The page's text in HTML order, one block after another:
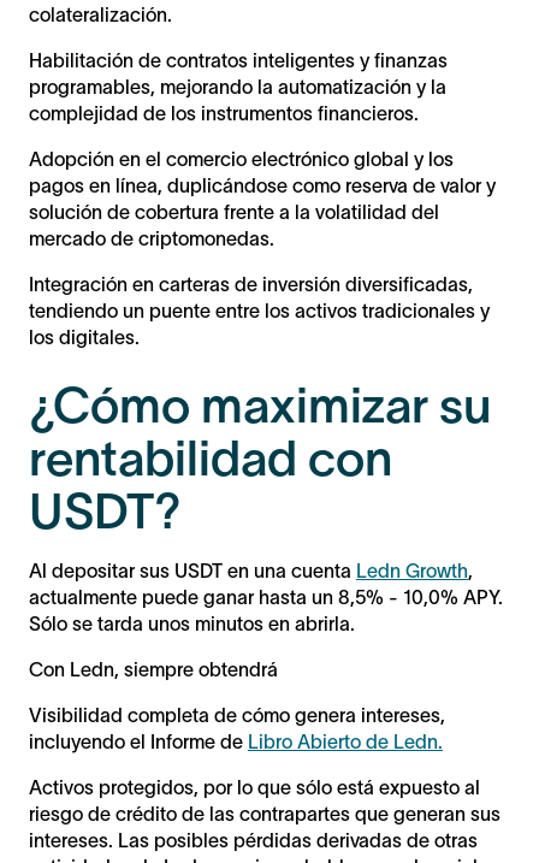
colateralización.
Habilitación de contratos inteligentes y finanzas
programables, mejorando la automatización y la
complejidad de los instrumentos financieros.
Adopción en el comercio electrónico global y los
pagos en línea, duplicándose como reserva de valor y
solución de cobertura frente a la volatilidad del
mercado de criptomonedas.
Integración en carteras de inversión diversificadas,
tendiendo un puente entre los activos tradicionales y
los digitales.
¿Cómo maximizar su
rentabilidad con
USDT?
Al depositar sus USDT en una cuenta Ledn Growth
actualmente puede ganar hasta un 8,5% - 10,0% APY.
Sólo se tarda unos minutos en abrirla.
Con Ledn, siempre obtendrá
Visibilidad completa de cómo genera intereses,
incluyendo el Informe de Libro Abierto de Ledn.
Activos protegidos, por lo que sólo está expuesto al
riesgo de crédito de las contrapartes que generan sus
intereses. Las posibles pérdidas derivadas de otras